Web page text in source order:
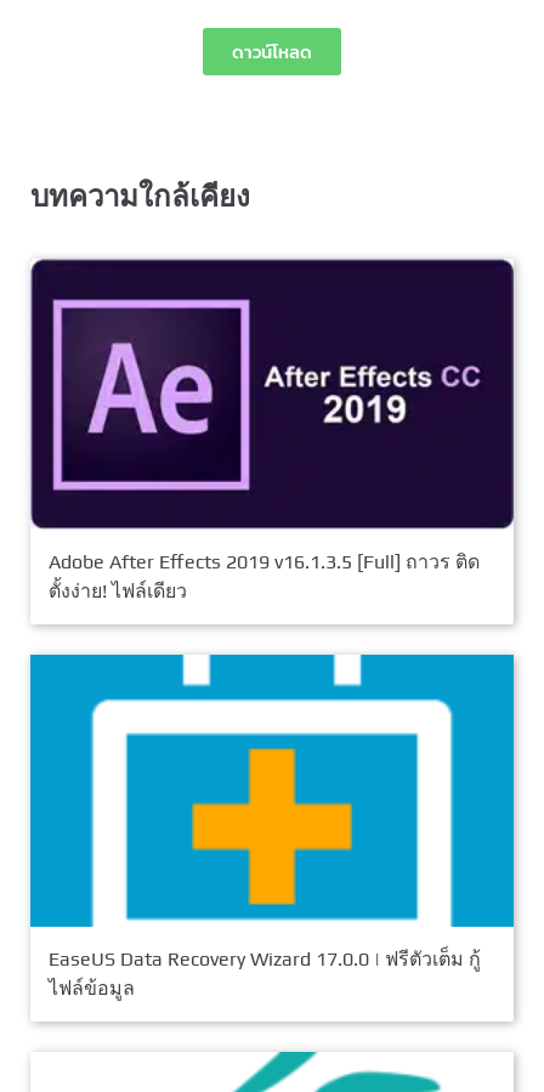
ดาวน์โหลด
บทความใกล้เคียง
Adobe After Effects 2019 v16.1.3.5 [Full] ถาวร ติด
ตั้งง่าย! ไฟล์เดียว
EaseUS Data Recovery Wizard 17.0.0 | ฟรีตัวเต็ม กู้
ไฟล์ข้อมูล